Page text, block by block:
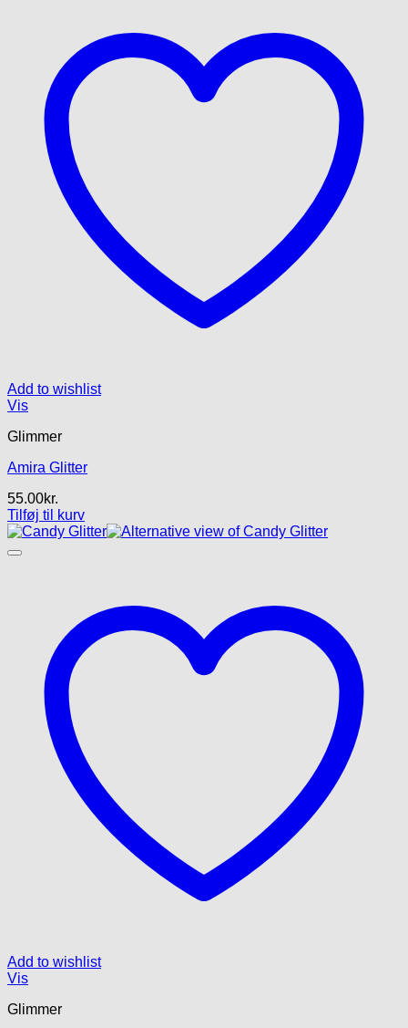
Add to wishlist
Vis
Glimmer
Amira Glitter
55.00kr.
Tilføj til kurv
Add to wishlist
Vis
Glimmer